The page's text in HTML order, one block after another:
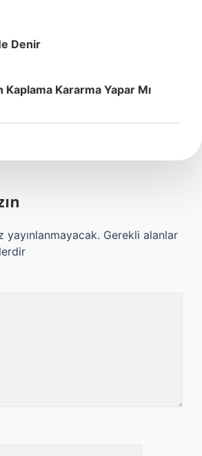
Denir
Kaplama Kararma Yapar Mı
yayınlanmayacak. Gerekli alanlar